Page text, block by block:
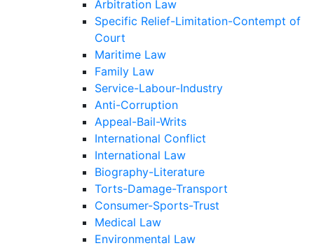
Arbitration Law
Specific Relief-Limitation-Contempt of
Court
Maritime Law
Family Law
Service-Labour-Industry
Anti-Corruption
Appeal-Bail-Writs
International Conflict
International Law
Biography-Literature
Torts-Damage-Transport
Consumer-Sports-Trust
Medical Law
Environmental Law